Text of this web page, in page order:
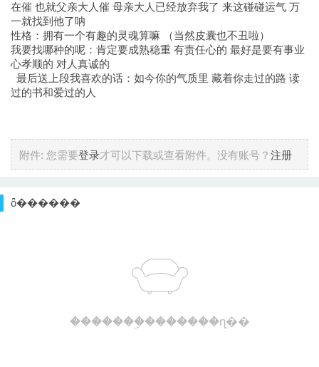
在催 也就父亲大人催 母亲大人已经放弃我了 来这碰碰运气 万
一就找到他了呐
性格：拥有一个有趣的灵魂算嘛 （当然皮囊也不丑啦）
我要找哪种的呢：肯定要成熟稳重 有责任心的 最好是要有事业
心孝顺的 对人真诚的
最后送上段我喜欢的话：如今你的气质里 藏着你走过的路 读
过的书和爱过的人
附件: 您需要登录才可以下载或查看附件。没有账号？ 注册
ȫ������
�������ۣ�������ɳ��